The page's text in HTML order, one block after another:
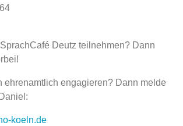
Deutz teilnehmen? Dann
ehrenamtlich engagieren? Dann melde
koeln.de